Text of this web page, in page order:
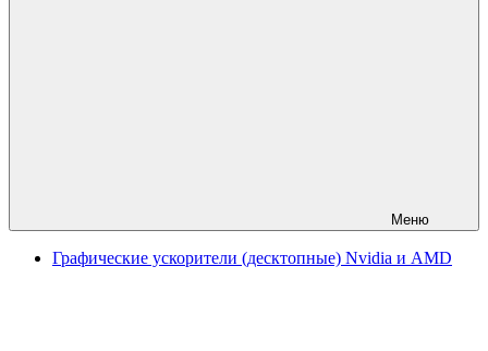
Меню
Графические ускорители (десктопные) Nvidia и AMD